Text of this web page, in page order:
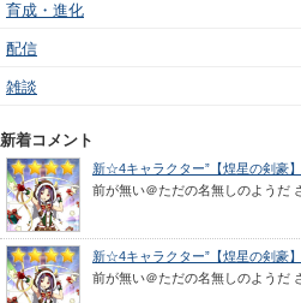
育成・進化
配信
雑談
新着コメント
新☆4キャラクター”【煌星の剣豪
前が無い＠ただの名無しのようだ
新☆4キャラクター”【煌星の剣豪
前が無い＠ただの名無しのようだ